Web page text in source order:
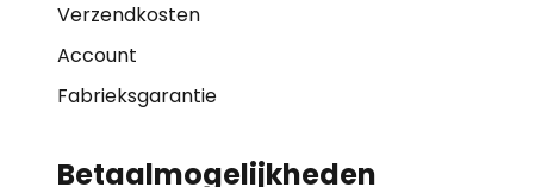
Verzendkosten
Account
Fabrieksgarantie
Betaalmogelijkheden